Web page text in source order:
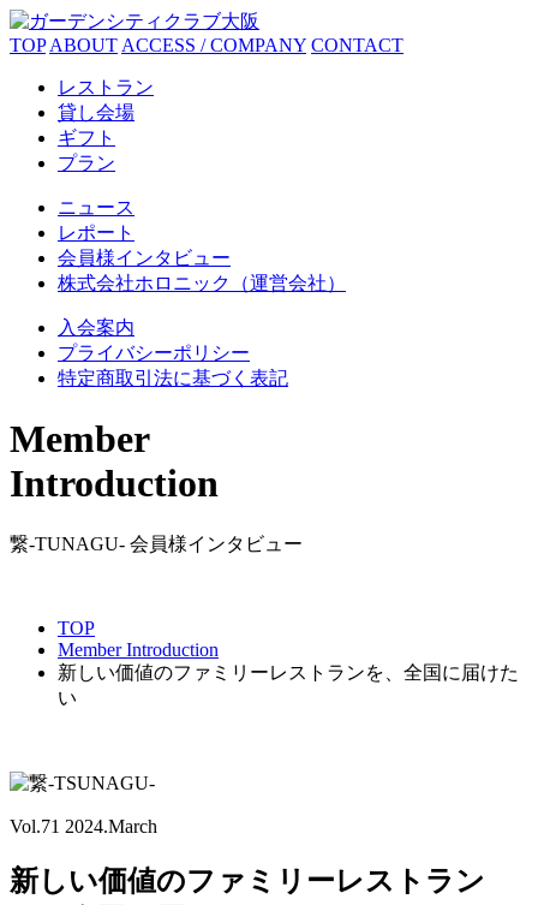
TOP ABOUT ACCESS / COMPANY CONTACT
レストラン
貸し会場
ギフト
プラン
ニュース
レポート
会員様インタビュー
株式会社ホロニック（運営会社）
入会案内
プライバシーポリシー
特定商取引法に基づく表記
Member
Introduction
繋-TUNAGU- 会員様インタビュー
TOP
Member Introduction
新しい価値のファミリーレストランを、全国に届けた
い
Vol.71 2024.March
新しい価値のファミリーレストラン